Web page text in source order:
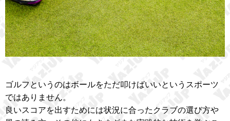
ゴルフというのはボールをただ叩けばいいというスポーツ
ではありません。
良いスコアを出すためには状況に合ったクラブの選び方や